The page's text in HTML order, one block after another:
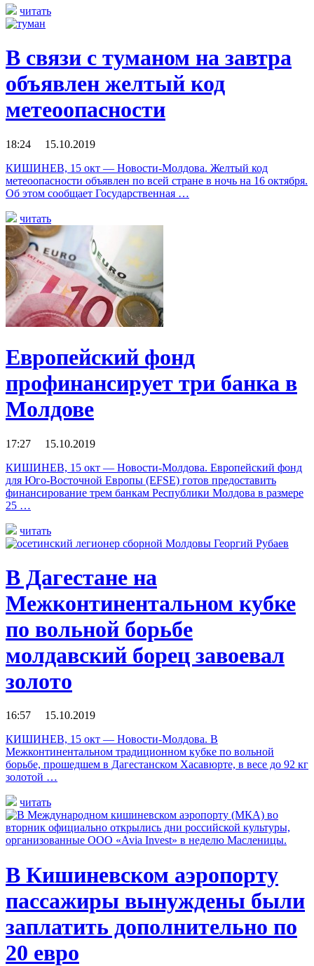
читать
В связи с туманом на завтра
объявлен желтый код
метеоопасности
18:24 15.10.2019
КИШИНЕВ, 15 окт — Новости-Молдова. Желтый код
метеоопасности объявлен по всей стране в ночь на 16 октября.
Об этом сообщает Государственная …
читать
Европейский фонд
профинансирует три банка в
Молдове
17:27 15.10.2019
КИШИНЕВ, 15 окт — Новости-Молдова. Европейский фонд
для Юго-Восточной Европы (EFSE) готов предоставить
финансирование трем банкам Республики Молдова в размере
25 …
читать
В Дагестане на
Межконтинентальном кубке
по вольной борьбе
молдавский борец завоевал
золото
16:57 15.10.2019
КИШИНЕВ, 15 окт — Новости-Молдова. В
Межконтинентальном традиционном кубке по вольной
борьбе, прошедшем в Дагестанском Хасавюрте, в весе до 92 кг
золотой …
читать
В Кишиневском аэропорту
пассажиры вынуждены были
заплатить дополнительно по
20 евро